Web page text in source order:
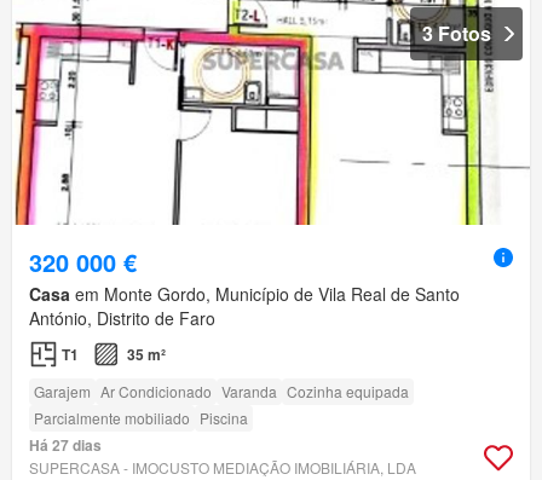
3 Fotos
320 000 €
Casa em Monte Gordo, Município de Vila Real de Santo
António, Distrito de Faro
T1 35 m²
Garajem Ar Condicionado Varanda Cozinha equipada
Parcialmente mobiliado Piscina
Há 27 dias
SUPERCASA - IMOCUSTO MEDIAÇÃO IMOBILIÁRIA, LDA